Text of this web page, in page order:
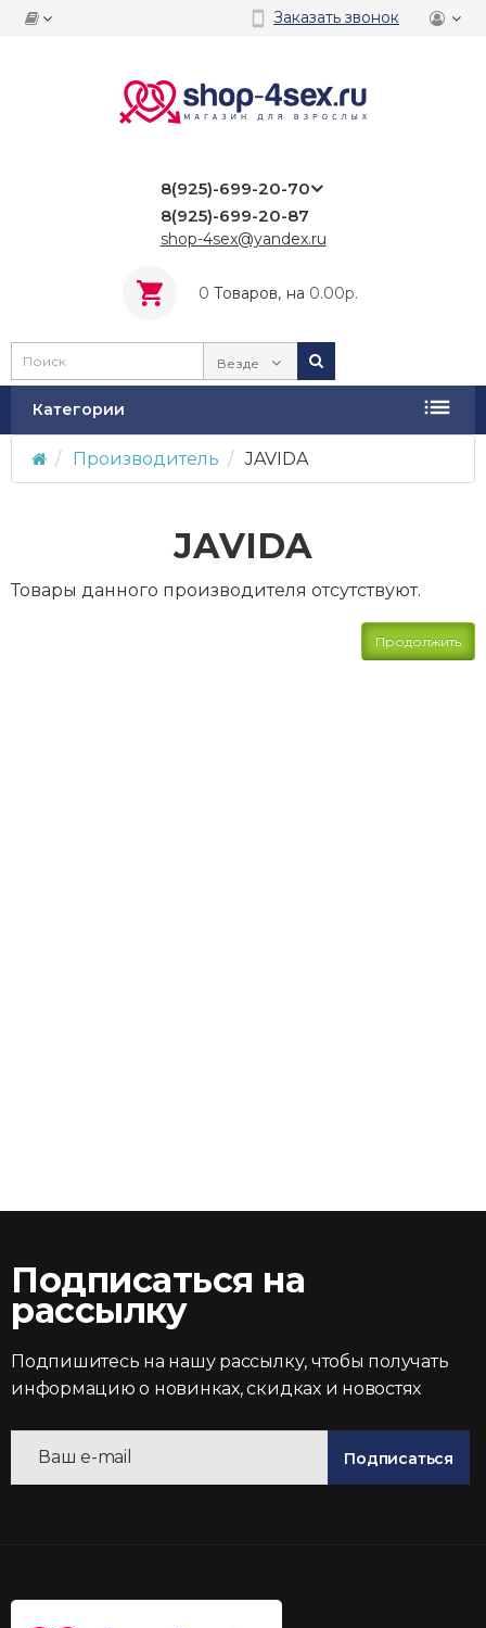
Заказать звонок
8(925)-699-20-70
8(925)-699-20-87
shop-4sex@yandex.ru
0 Tоваров, на 0.00р.
Везде
Категории
Производитель JAVIDA
JAVIDA
Товары данного производителя отсутствуют.
Продолжить
Подписаться на
рассылку
Подпишитесь на нашу рассылку, чтобы получать
информацию о новинках, скидках и новостях
Подписаться